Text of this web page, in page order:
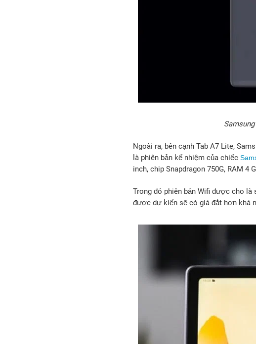
Ngoài ra, bên cạnh Tab A7 Lite,
là phiên bản kế nhiệm của chiếc
inch, chip Snapdragon 750G, RAM 4
Trong đó phiên bản Wifi được cho là
được dự kiến sẽ có giá đắt hơn khá